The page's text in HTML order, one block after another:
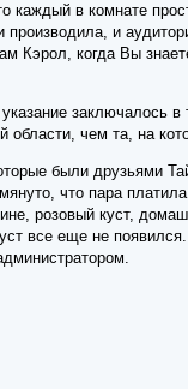
каждый в комнате
и
когда Вы
заключалось
области, чем та, на
были друзьями
что пара
розовый куст,
все еще не